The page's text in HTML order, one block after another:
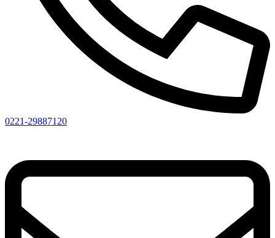
0221-29887120